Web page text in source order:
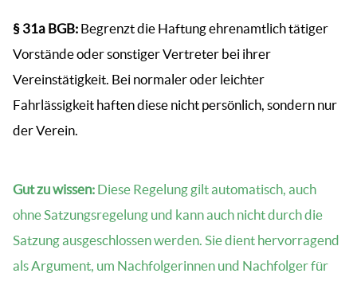
§ 31a BGB: Begrenzt die Haftung ehrenamtlich tätiger
Vorstände oder sonstiger Vertreter bei ihrer
Vereinstätigkeit. Bei normaler oder leichter
Fahrlässigkeit haften diese nicht persönlich, sondern nur
der Verein.
Gut zu wissen: Diese Regelung gilt automatisch, auch
ohne Satzungsregelung und kann auch nicht durch die
Satzung ausgeschlossen werden. Sie dient hervorragend
als Argument, um Nachfolgerinnen und Nachfolger für